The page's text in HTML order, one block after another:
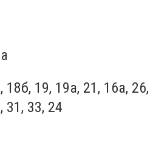
18б, 19, 19а, 21, 16а, 26,
31, 33, 24